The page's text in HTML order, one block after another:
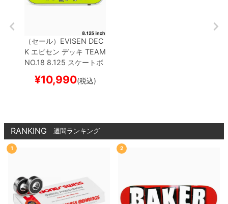
（セール） EVISEN DEC
K エビセン デッキ TEAM
NO.18 8.125 スケートボ
¥10,990(税込)
RANKING 週間ランキング
1 2